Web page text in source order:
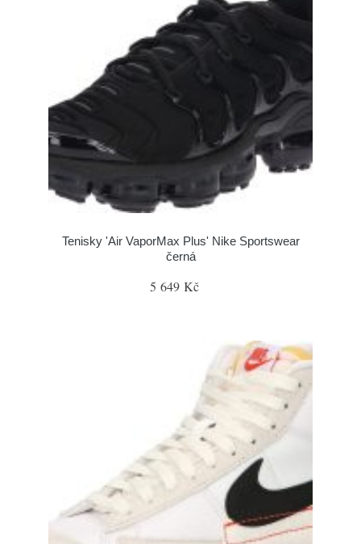
Tenisky 'Air VaporMax Plus' Nike Sportswear
černá
5 649 Kč